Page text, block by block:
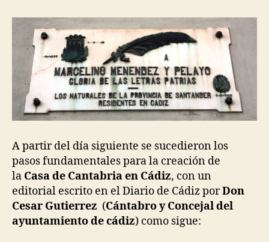
A partir del día siguiente se sucedieron los
pasos fundamentales para la creación de
la Casa de Cantabria en Cádiz, con un
editorial escrito en el Diario de Cádiz porDon
Cesar Gutierrez (Cántabro y Concejal del
ayuntamiento de cádiz) como sigue: